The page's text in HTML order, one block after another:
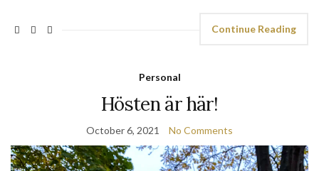
Continue Reading
Personal
Hösten är här!
October 6, 2021 No Comments